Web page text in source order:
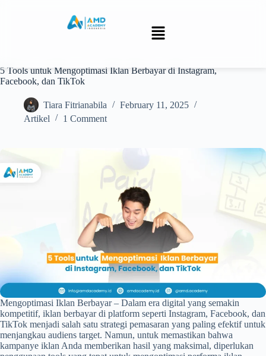
5 Tools untuk Mengoptimasi Iklan Berbayar di Instagram,
Facebook, dan TikTok
Tiara Fitrianabila
February 11, 2025
Artikel
1 Comment
Mengoptimasi Iklan Berbayar – Dalam era digital yang semakin
kompetitif, iklan berbayar di platform seperti Instagram, Facebook, dan
TikTok menjadi salah satu strategi pemasaran yang paling efektif untuk
menjangkau audiens target. Namun, untuk memastikan bahwa
kampanye iklan Anda memberikan hasil yang maksimal, diperlukan